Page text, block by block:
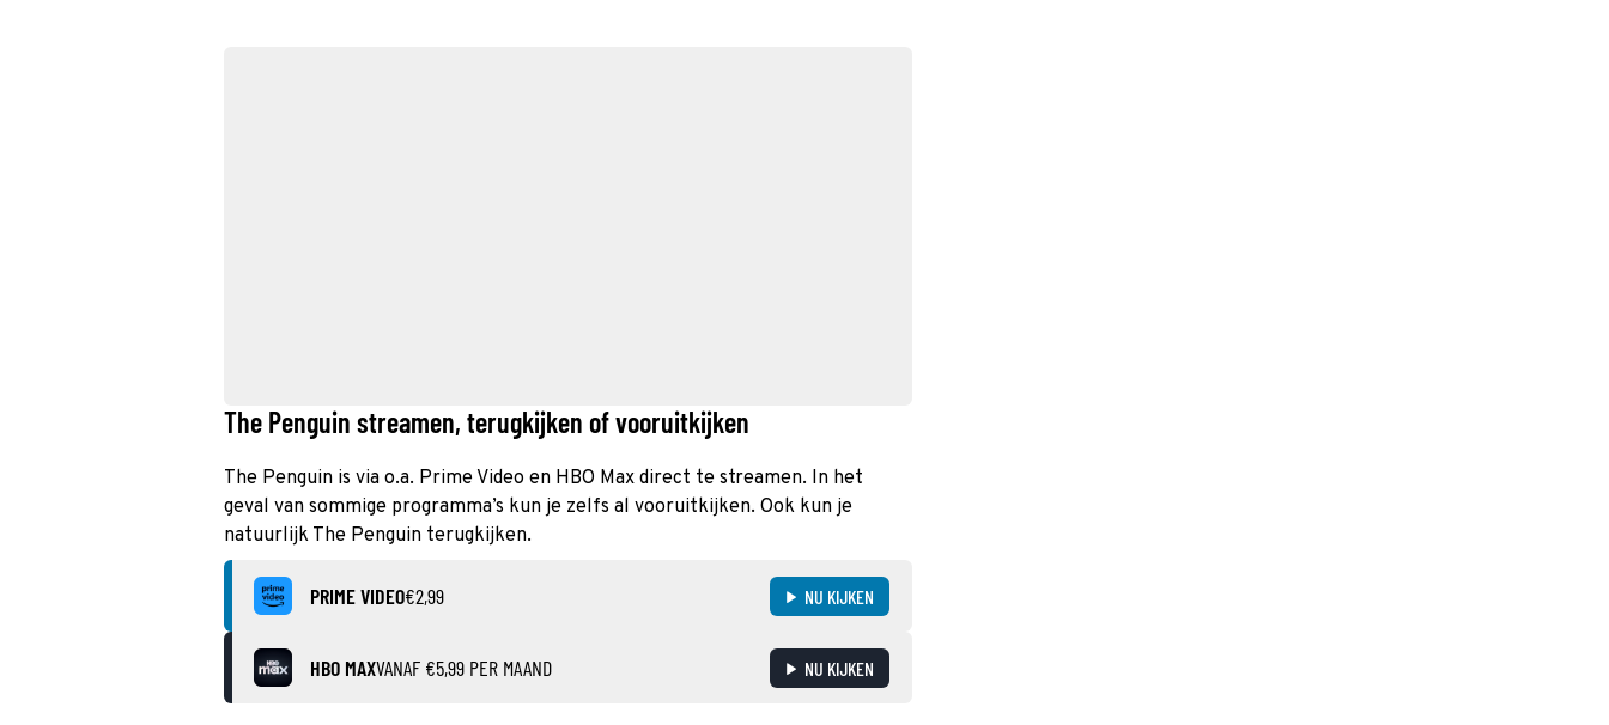
The Penguin streamen, terugkijken of vooruitkijken
The Penguin is via o.a. Prime Video en HBO Max direct te streamen. In het
geval van sommige programma’s kun je zelfs al vooruitkijken. Ook kun je
natuurlijk The Penguin terugkijken.
PRIME VIDEO€2,99 NU KIJKEN
HBO MAXVANAF €5,99 PER MAAND NU KIJKEN